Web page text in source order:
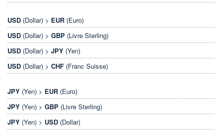
USD (Dollar) > EUR (Euro)
USD (Dollar) > GBP (Livre Sterling)
USD (Dollar) > JPY (Yen)
USD (Dollar) > CHF (Franc Suisse)
JPY (Yen) > EUR (Euro)
JPY (Yen) > GBP (Livre Sterling)
JPY (Yen) > USD (Dollar)